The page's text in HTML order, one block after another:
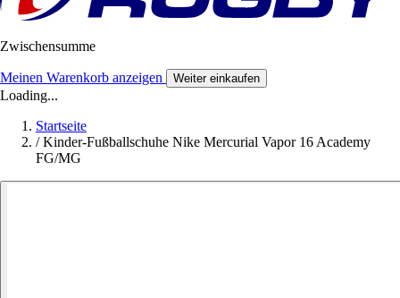
Zwischensumme
Meinen Warenkorb anzeigen Weiter einkaufen
Loading...
Startseite
/ Kinder-Fußballschuhe Nike Mercurial Vapor 16 Academy
FG/MG